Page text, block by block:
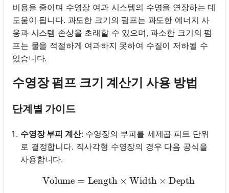
비용을 줄이며 수영장 여과 시스템의 수명을 연장하는 데
도움이 됩니다. 과도한 크기의 펌프는 과도한 에너지 사
용과 시스템 손상을 초래할 수 있으며, 과소한 크기의 펌
프는 물을 적절하게 여과하지 못하여 수질이 저하될 수
있습니다.
수영장 펌프 크기 계산기 사용 방법
단계별 가이드
수영장 부피 계산: 수영장의 부피를 세제곱 피트 단위
로 결정합니다. 직사각형 수영장의 경우 다음 공식을
사용합니다.
\text{Volume} =
Volume = Length × Width × Depth